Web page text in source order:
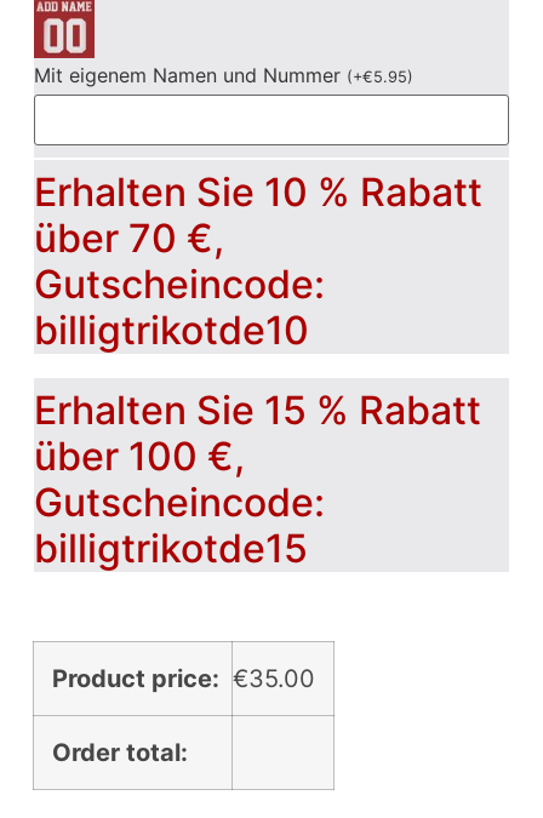
Mit eigenem Namen und Nummer (+€5.95)
Erhalten Sie 10 % Rabatt
über 70 €,
Gutscheincode:
billigtrikotde10
Erhalten Sie 15 % Rabatt
über 100 €,
Gutscheincode:
billigtrikotde15
Product price: €35.00
Order total: